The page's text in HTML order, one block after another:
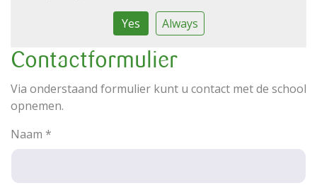
Yes Always
Contactformulier
Via onderstaand formulier kunt u contact met de school
opnemen.
Naam *